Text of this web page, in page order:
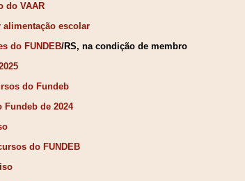
do VAAR
alimentação escolar
do FUNDEB/RS, na condição de membro
do Fundeb
Fundeb de 2024
do FUNDEB